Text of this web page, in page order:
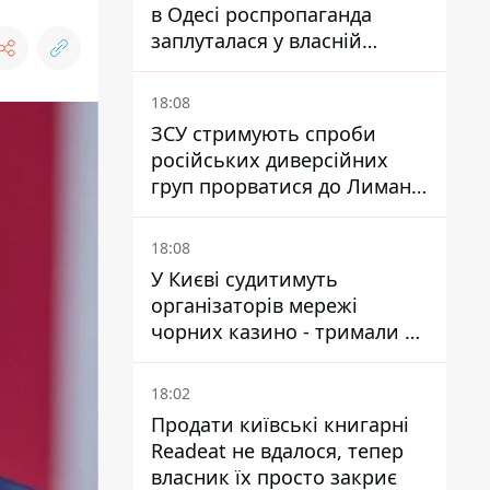
в Одесі роспропаганда
заплуталася у власній
брехні
18:08
ЗСУ стримують спроби
російських диверсійних
груп прорватися до Лимана
- Трегубов
18:08
У Києві судитимуть
організаторів мережі
чорних казино - тримали 39
закладів
18:02
Продати київські книгарні
Readeat не вдалося, тепер
власник їх просто закриє